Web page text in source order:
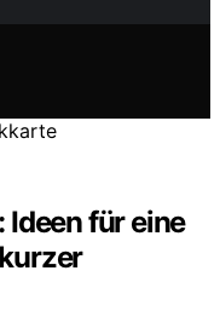
Ideen für eine